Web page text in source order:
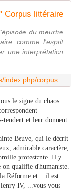
Corpus littéraire
du meurtre
comme l'esprit
une interprétation
le signe du chaos
tendent et leur donnent
Beuve, qui le décrit
admirable caractère,
protestante. Il y
on qualifie d'humaniste.
Réforme et ...il est
IV, ...vous vous